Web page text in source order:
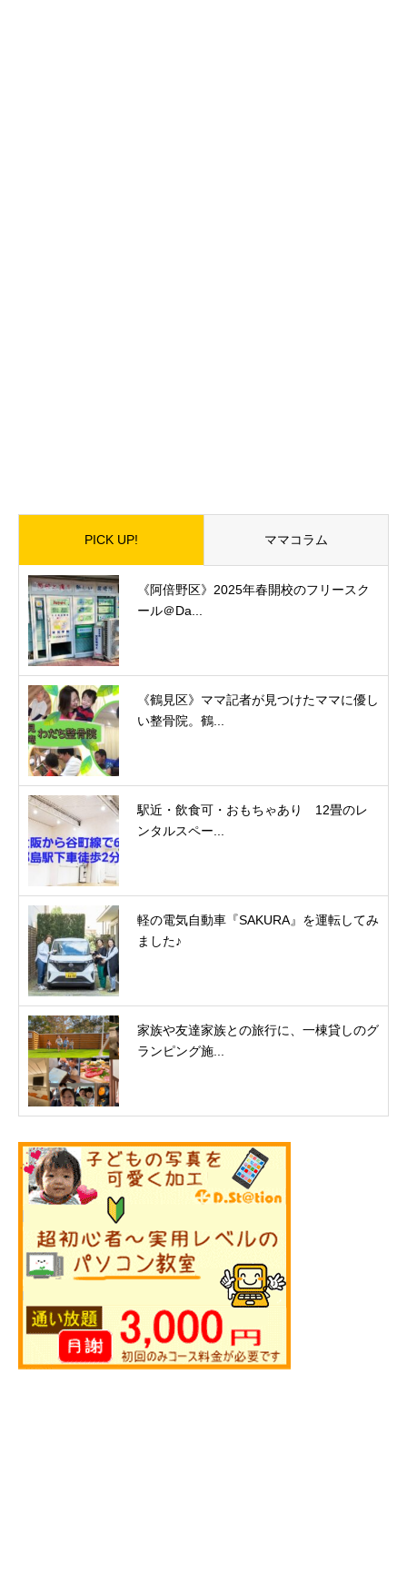
PICK UP! ママコラム
《阿倍野区》2025年春開校のフリースク
ール＠Da...
《鶴見区》ママ記者が見つけたママに優し
い整骨院。鶴...
駅近・飲食可・おもちゃあり 12畳のレ
ンタルスペー...
軽の電気自動車『SAKURA』を運転してみ
ました♪
家族や友達家族との旅行に、一棟貸しのグ
ランピング施...